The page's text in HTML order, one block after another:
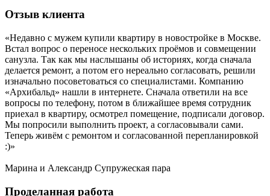
Отзыв клиента
«Недавно с мужем купили квартиру в новостройке в Москве.
Встал вопрос о переносе нескольких проёмов и совмещении
санузла. Так как мы наслышаны об историях, когда сначала
делается ремонт, а потом его нереально согласовать, решили
изначально посоветоваться со специалистами. Компанию
«Архибальд» нашли в интернете. Сначала ответили на все
вопросы по телефону, потом в ближайшее время сотрудник
приехал в квартиру, осмотрел помещение, подписали договор.
Мы попросили выполнить проект, а согласовывали сами.
Теперь живём с ремонтом и согласованной перепланировкой
:)»
Марина и Александр Супружеская пара
Проделанная работа